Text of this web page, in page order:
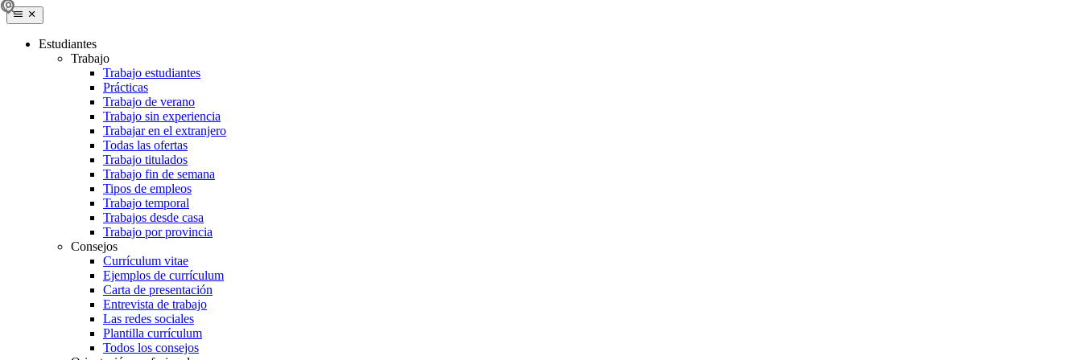
Estudiantes
Trabajo
Trabajo estudiantes
Prácticas
Trabajo de verano
Trabajo sin experiencia
Trabajar en el extranjero
Todas las ofertas
Trabajo titulados
Trabajo fin de semana
Tipos de empleos
Trabajo temporal
Trabajos desde casa
Trabajo por provincia
Consejos
Currículum vitae
Ejemplos de currículum
Carta de presentación
Entrevista de trabajo
Las redes sociales
Plantilla currículum
Todos los consejos